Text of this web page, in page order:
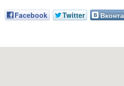
Facebook Twitter